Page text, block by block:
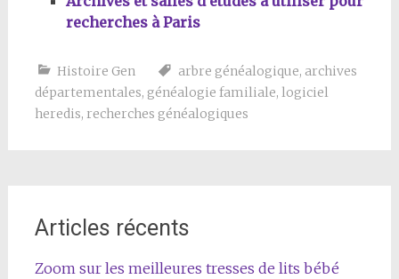
recherches à Paris
Histoire Gen arbre généalogique, archives
départementales, généalogie familiale, logiciel
heredis, recherches généalogiques
Articles récents
Zoom sur les meilleures tresses de lits bébé